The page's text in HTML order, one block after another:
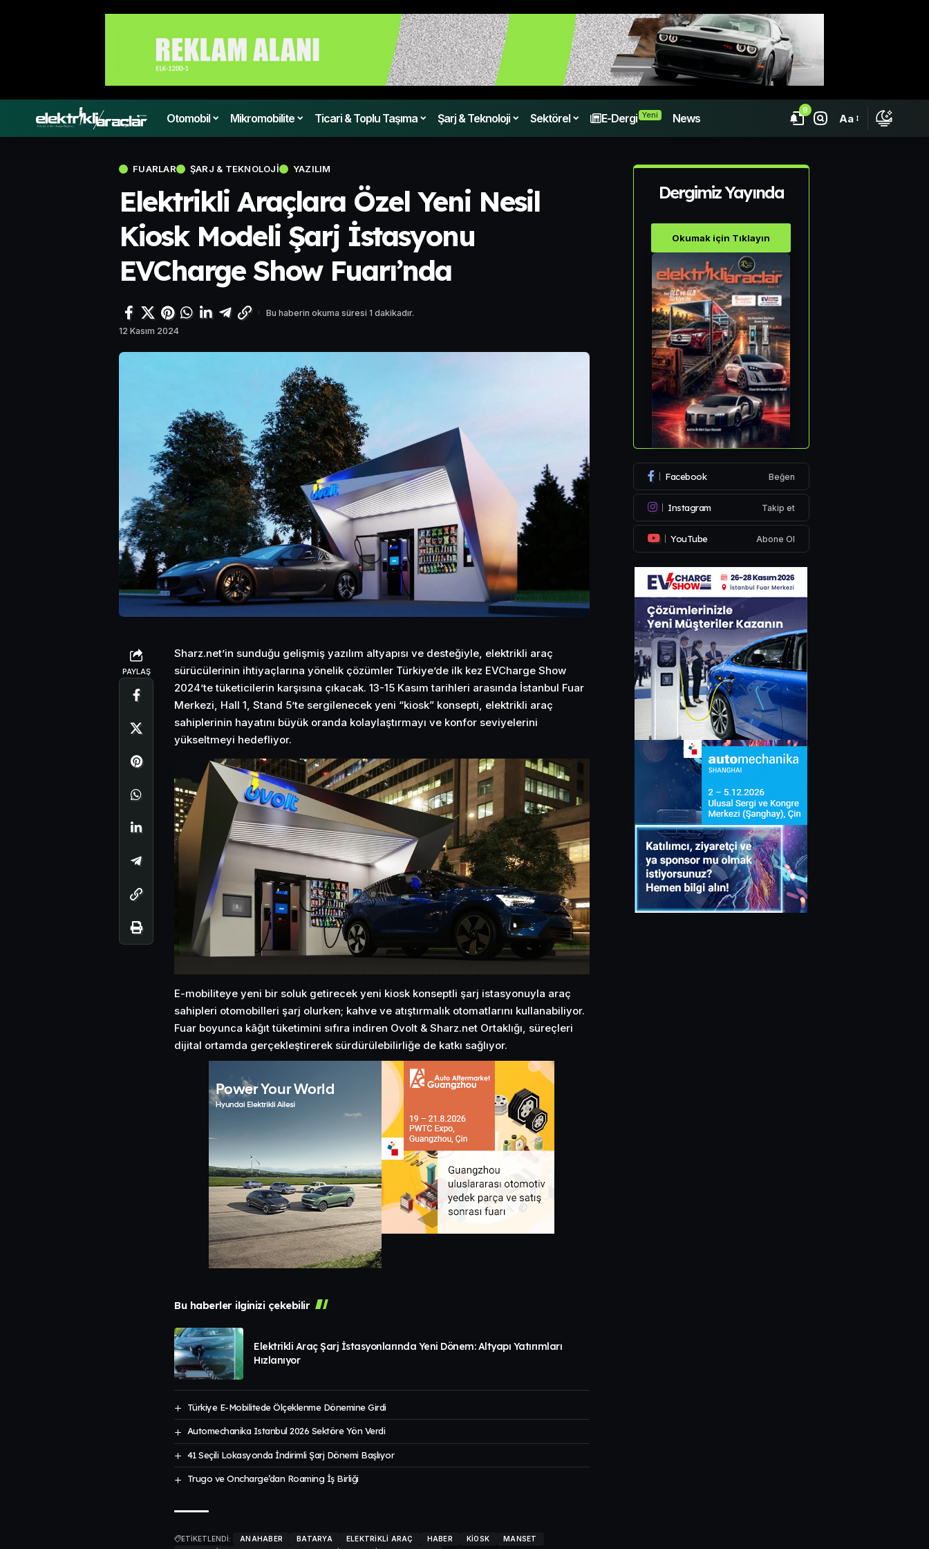
Otomobil Mikromobilite Ticari & Toplu Taşıma Şarj & Teknoloji Sektörel E-Dergi Yeni News
9
Aa
FUARLAR ŞARJ & TEKNOLOJI YAZILIM
Elektrikli Araçlara Özel Yeni Nesil
Kiosk Modeli Şarj İstasyonu
EVCharge Show Fuarı’nda
12 Kasım 2024
Bu haberin okuma süresi 1 dakikadır.
PAYLAŞ
Sharz.net’in sunduğu gelişmiş yazılım altyapısı ve desteğiyle, elektrikli araç
sürücülerinin ihtiyaçlarına yönelik çözümler Türkiye’de ilk kez EVCharge Show
2024’te tüketicilerin karşısına çıkacak. 13-15 Kasım tarihleri arasında İstanbul Fuar
Merkezi, Hall 1, Stand 5’te sergilenecek yeni “kiosk” konsepti, elektrikli araç
sahiplerinin hayatını büyük oranda kolaylaştırmayı ve konfor seviyelerini
yükseltmeyi hedefliyor.
E-mobiliteye yeni bir soluk getirecek yeni kiosk konseptli şarj istasyonuyla araç
sahipleri otomobilleri şarj olurken; kahve ve atıştırmalık otomatlarını kullanabiliyor.
Fuar boyunca kâğıt tüketimini sıfıra indiren Ovolt & Sharz.net Ortaklığı, süreçleri
dijital ortamda gerçekleştirerek sürdürülebilirliğe de katkı sağlıyor.
Bu haberler ilginizi çekebilir
Elektrikli Araç Şarj İstasyonlarında Yeni Dönem: Altyapı Yatırımları
Hızlanıyor
Türkiye E-Mobilitede Ölçeklenme Dönemine Girdi
Automechanika Istanbul 2026 Sektöre Yön Verdi
41 Seçili Lokasyonda İndirimli Şarj Dönemi Başlıyor
Trugo ve Oncharge’dan Roaming İş Birliği
ETİKETLENDİ: ANAHABER BATARYA ELEKTRIKLI ARAÇ HABER KIOSK
MANSET
Dergimiz Yayında
Okumak için Tıklayın
Facebook Beğen
Instagram Takip et
YouTube Abone Ol